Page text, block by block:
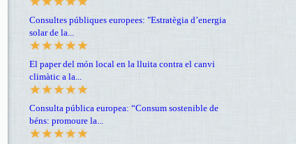
Consultes públiques europees: "Estratègia d’energia
solar de la...
El paper del món local en la lluita contra el canvi
climàtic a la...
Consulta pública europea: “Consum sostenible de
béns: promoure la...